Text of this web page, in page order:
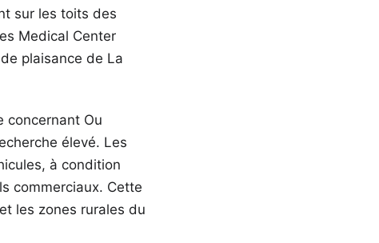
sur les toits des
Medical Center
plaisance de La
concernant Ou
élevé. Les
à condition
commerciaux. Cette
les zones rurales du